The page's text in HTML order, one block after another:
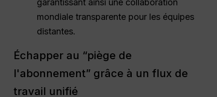
mondiale transparente pour les équipes
distantes.
Échapper au “piège de
l'abonnement” grâce à un flux de
travail unifié